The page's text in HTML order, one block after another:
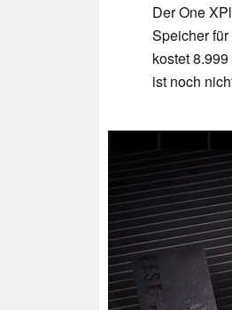
Der One
Speicher
kostet
ist noch